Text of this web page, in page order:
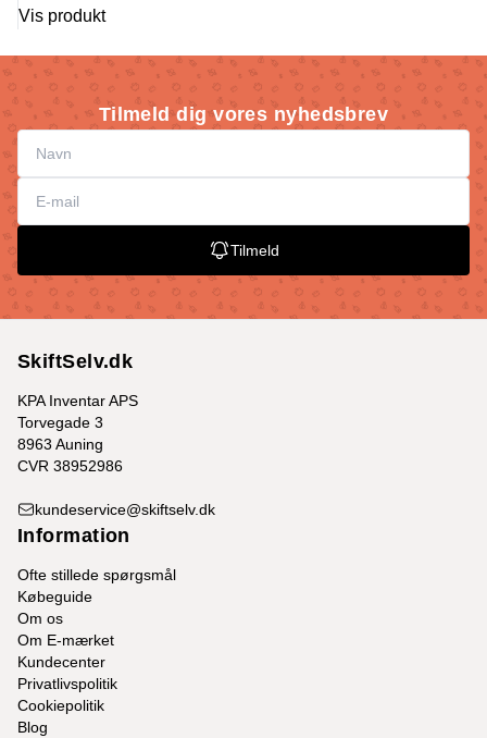
Vis produkt
Tilmeld dig vores nyhedsbrev
Tilmeld
SkiftSelv.dk
KPA Inventar APS
Torvegade 3
8963 Auning
CVR 38952986
kundeservice@skiftselv.dk
Information
Ofte stillede spørgsmål
Købeguide
Om os
Om E-mærket
Kundecenter
Privatlivspolitik
Cookiepolitik
Blog